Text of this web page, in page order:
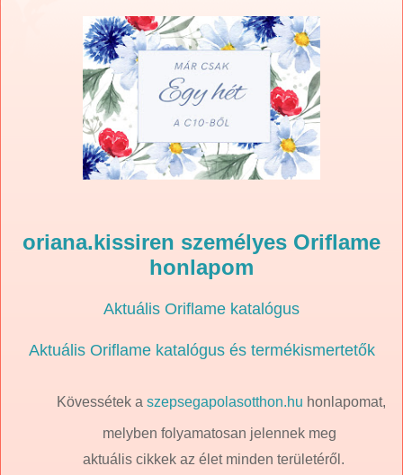
oriana.kissiren személyes Oriflame
honlapom
Aktuális Oriflame katalógus
Aktuális Oriflame katalógus és termékismertetők
Kövessétek a szepsegapolasotthon.hu honlapomat,
melyben folyamatosan jelennek meg
aktuális cikkek az élet minden területéről.